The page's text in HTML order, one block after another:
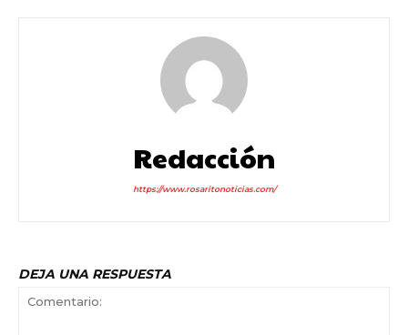
Redacción
https://www.rosaritonoticias.com/
DEJA UNA RESPUESTA